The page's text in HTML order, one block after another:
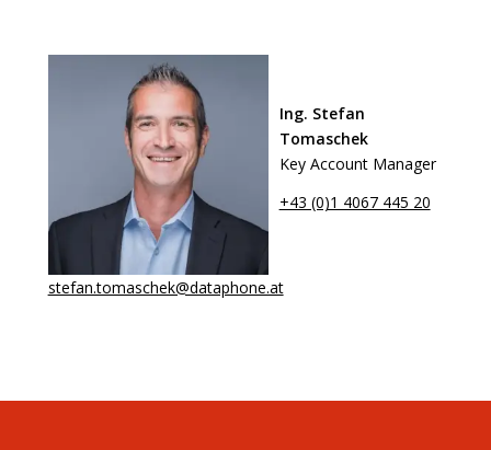
Ing. Stefan
Tomaschek
Key Account Manager
+43 (0)1 4067 445 20
stefan.tomaschek@dataphone.at